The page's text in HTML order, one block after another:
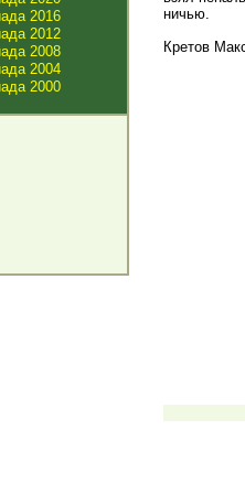
2016
2012
2008
2004
2000
ничью.
Кретов